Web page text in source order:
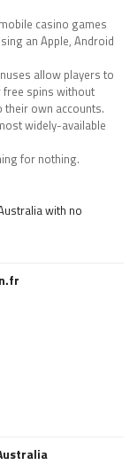
casino games
an Apple, Android
allow players to
free spins without
their own accounts.
widely-available
for nothing.
with no